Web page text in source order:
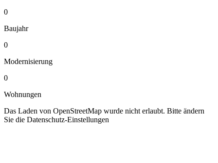
0
Baujahr
0
Modernisierung
0
Wohnungen
Das Laden von OpenStreetMap wurde nicht erlaubt. Bitte ändern
Sie die Datenschutz-Einstellungen